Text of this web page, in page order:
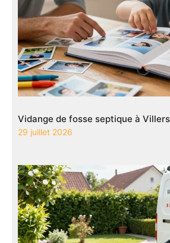
Vidange de fosse septique à
29 juillet 2026